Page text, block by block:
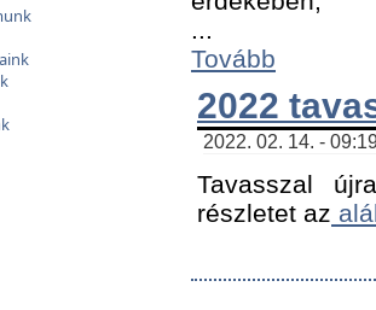
...
Tovább
2022
2022. 02. 14. -
Tavasszal
részletet az